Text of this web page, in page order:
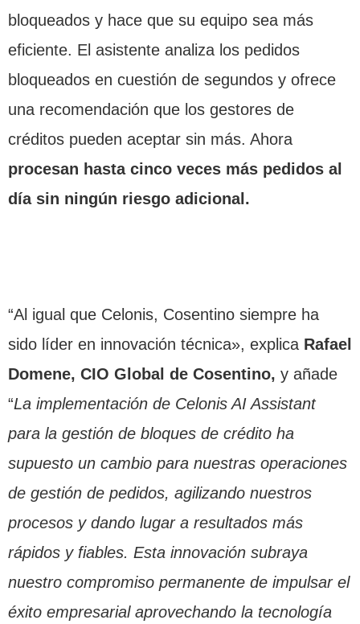
bloqueados y hace que su equipo sea más
eficiente. El asistente analiza los pedidos
bloqueados en cuestión de segundos y ofrece
una recomendación que los gestores de
créditos pueden aceptar sin más. Ahora
procesan hasta cinco veces más pedidos al
día sin ningún riesgo adicional.
“Al igual que Celonis, Cosentino siempre ha
sido líder en innovación técnica», explica Rafael
Domene, CIO Global de Cosentino, y añade
“La implementación de Celonis AI Assistant
para la gestión de bloques de crédito ha
supuesto un cambio para nuestras operaciones
de gestión de pedidos, agilizando nuestros
procesos y dando lugar a resultados más
rápidos y fiables. Esta innovación subraya
nuestro compromiso permanente de impulsar el
éxito empresarial aprovechando la tecnología